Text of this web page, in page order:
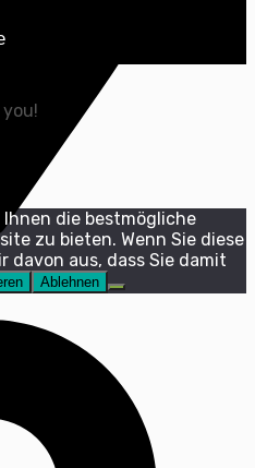
Ihnen die bestmögliche
zu bieten. Wenn Sie diese
aus, dass Sie damit
Ablehnen